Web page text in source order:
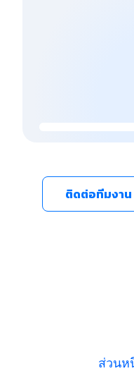
ติดต่อทีมงาน
ส่วนห